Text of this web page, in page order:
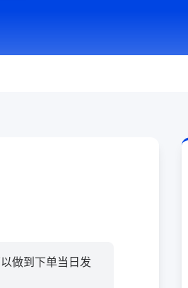
做到下单当日发